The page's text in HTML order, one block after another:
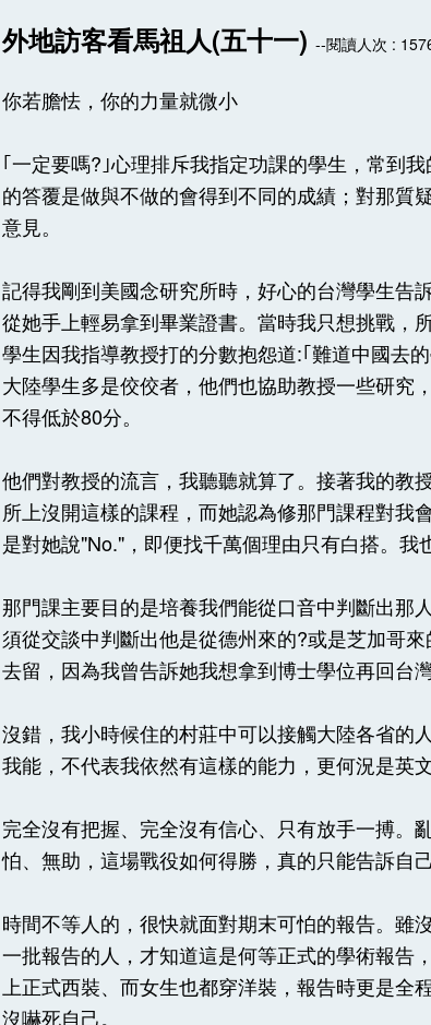
外地訪客看馬祖人(五十一) --閱讀人次 :
你若膽怯，你的力量就微小
｢一定要嗎?｣心理排斥我指定功課的學生，常到
的答覆是做與不做的會得到不同的成績；對那質
意見。
記得我剛到美國念研究所時，好心的台灣學生告
從她手上輕易拿到畢業證書。當時我只想挑戰，
學生因我指導教授打的分數抱怨道:｢難道中國去
大陸學生多是佼佼者，他們也協助教授一些研究
不得低於80分。
他們對教授的流言，我聽聽就算了。接著我的教
所上沒開這樣的課程，而她認為修那門課程對我
是對她說"No."，即便找千萬個理由只有白搭。我
那門課主要目的是培養我們能從口音中判斷出那
須從交談中判斷出他是從德州來的?或是芝加哥
去留，因為我曾告訴她我想拿到博士學位再回台灣
沒錯，我小時候住的村莊中可以接觸大陸各省的
我能，不代表我依然有這樣的能力，更何況是英
完全沒有把握、完全沒有信心、只有放手一搏。
怕、無助，這場戰役如何得勝，真的只能告訴自
時間不等人的，很快就面對期末可怕的報告。雖
一批報告的人，才知道這是何等正式的學術報告
上正式西裝、而女生也都穿洋裝，報告時更是
沒嚇死自己。